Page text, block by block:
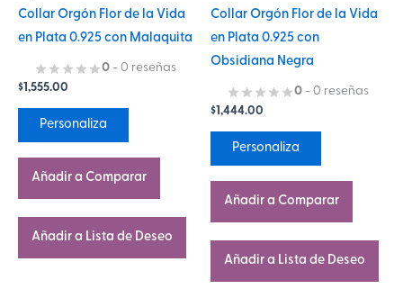
Collar Orgón Flor de la Vida
en Plata 0.925 con Malaquita
0 - 0 reseñas
$1,555.00
Personaliza
elegir
en
la
Añadir a Comparar
Añadir a Lista de Deseo
Collar Orgón Flor de la Vida
en Plata 0.925 con
Obsidiana Negra
0 - 0 reseñas
$1,444.00
Personaliza
elegir
página
Añadir a Comparar
Añadir a Lista de Deseo